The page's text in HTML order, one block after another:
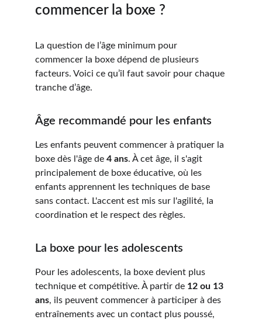
commencer la boxe ?
La question de l’âge minimum pour
commencer la boxe dépend de plusieurs
facteurs. Voici ce qu’il faut savoir pour chaque
tranche d’âge.
Âge recommandé pour les enfants
Les enfants peuvent commencer à pratiquer la
boxe dès l'âge de 4 ans. À cet âge, il s'agit
principalement de boxe éducative, où les
enfants apprennent les techniques de base
sans contact. L'accent est mis sur l'agilité, la
coordination et le respect des règles.
La boxe pour les adolescents
Pour les adolescents, la boxe devient plus
technique et compétitive. À partir de 12 ou 13
ans, ils peuvent commencer à participer à des
entraînements avec un contact plus poussé,